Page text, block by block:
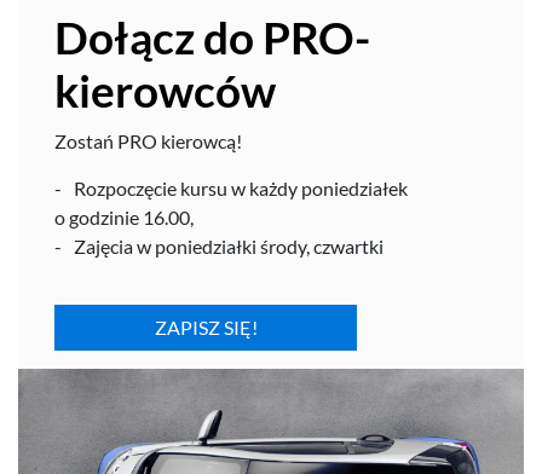
Dołącz do PRO-​
kierowców
Zostań PRO kierowcą!
Rozpoczę­cie kursu w każdy poniedzi­ałek
o godzinie 1600
Zaję­cia w poniedzi­ałki środy, czwartki
ZAPISZ SIĘ!